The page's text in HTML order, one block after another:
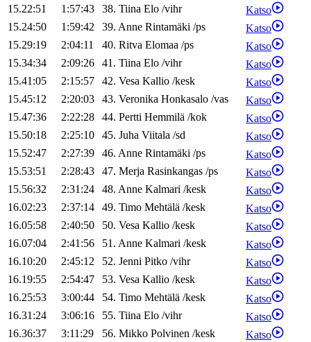
15.22:51
1:57:43 38. Tiina Elo /vihr
Katso
15.24:50
1:59:42 39. Anne Rintamäki /ps
Katso
15.29:19
2:04:11 40. Ritva Elomaa /ps
Katso
15.34:34
2:09:26 41. Tiina Elo /vihr
Katso
15.41:05
2:15:57 42. Vesa Kallio /kesk
Katso
15.45:12
2:20:03 43. Veronika Honkasalo /vas
Katso
15.47:36
2:22:28 44. Pertti Hemmilä /kok
Katso
15.50:18
2:25:10 45. Juha Viitala /sd
Katso
15.52:47
2:27:39 46. Anne Rintamäki /ps
Katso
15.53:51
2:28:43 47. Merja Rasinkangas /ps
Katso
15.56:32
2:31:24 48. Anne Kalmari /kesk
Katso
16.02:23
2:37:14 49. Timo Mehtälä /kesk
Katso
16.05:58
2:40:50 50. Vesa Kallio /kesk
Katso
16.07:04
2:41:56 51. Anne Kalmari /kesk
Katso
16.10:20
2:45:12 52. Jenni Pitko /vihr
Katso
16.19:55
2:54:47 53. Vesa Kallio /kesk
Katso
16.25:53
3:00:44 54. Timo Mehtälä /kesk
Katso
16.31:24
3:06:16 55. Tiina Elo /vihr
Katso
16.36:37
3:11:29 56. Mikko Polvinen /kesk
Katso